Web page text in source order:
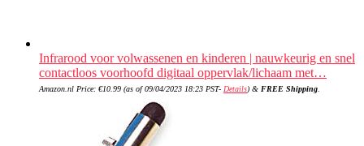
Infrarood voor volwassenen en kinderen | nauwkeurig en snel
contactloos voorhoofd digitaal oppervlak/lichaam met…
Amazon.nl Price: €10.99 (as of 09/04/2023 18:23 PST- Details) & FREE Shipping